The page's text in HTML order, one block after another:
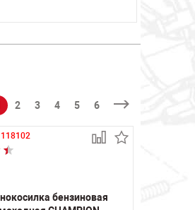
2 3 4 5 6
118102